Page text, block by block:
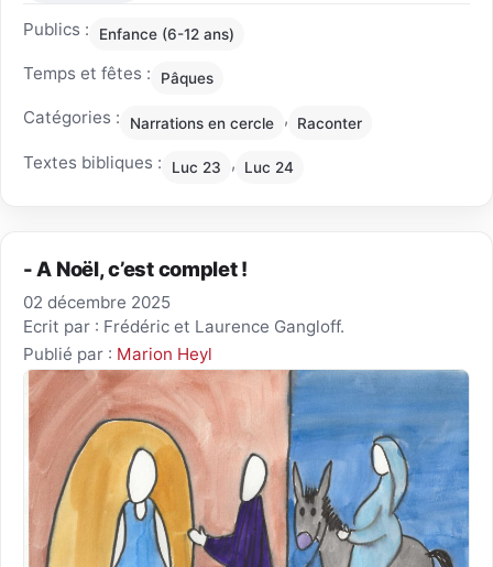
Publics : Enfance (6-12 ans)
Temps et fêtes : Pâques
Catégories : Narrations en cercle , Raconter
Textes bibliques : Luc 23 , Luc 24
- A Noël, c’est complet !
02 décembre 2025
Ecrit par : Frédéric et Laurence Gangloff.
Publié par : Marion Heyl